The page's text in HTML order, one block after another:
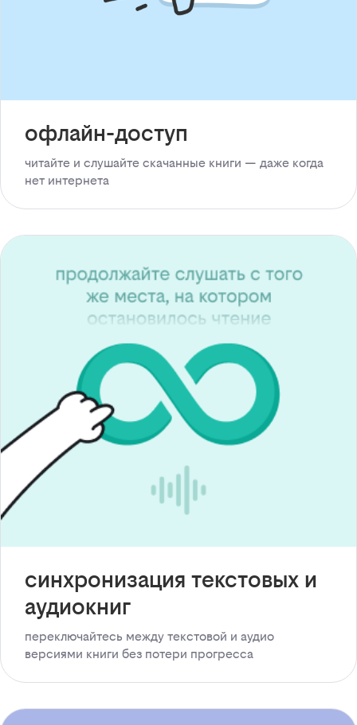
офлайн-доступ
читайте и слушайте скачанные книги — даже когда
нет интернета
синхронизация текстовых и
аудиокниг
переключайтесь между текстовой и аудио
версиями книги без потери прогресса